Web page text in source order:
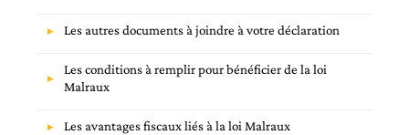
Les autres documents à joindre à votre déclaration
Les conditions à remplir pour bénéficier de la loi
Malraux
Les avantages fiscaux liés à la loi Malraux